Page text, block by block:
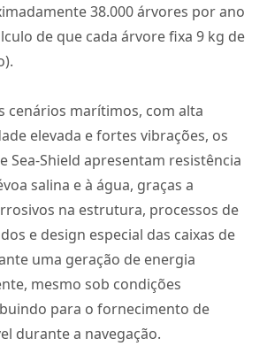
38.000 árvores por ano
de que cada árvore fixa 9 kg de
cenários marítimos, com alta
elevada e fortes vibrações, os
Sea-Shield apresentam resistência
salina e à água, graças a
na estrutura, processos de
e design especial das caixas de
uma geração de energia
mesmo sob condições
para o fornecimento de
durante a navegação.